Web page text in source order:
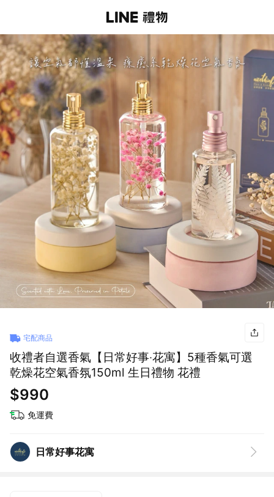
宅配商品
收禮者自選香氣【日常好事‧花寓】5種香氣可選
乾燥花空氣香氛150ml 生日禮物 花禮
$990
免運費
日常好事花寓